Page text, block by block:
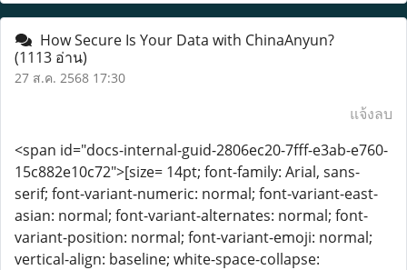
How Secure Is Your Data with ChinaAnyun?
(1113 อ่าน)
27 ส.ค. 2568 17:30
แจ้งลบ
<span id="docs-internal-guid-2806ec20-7fff-e3ab-e760-
15c882e10c72">[size= 14pt; font-family: Arial, sans-
serif; font-variant-numeric: normal; font-variant-east-
asian: normal; font-variant-alternates: normal; font-
variant-position: normal; font-variant-emoji: normal;
vertical-align: baseline; white-space-collapse: